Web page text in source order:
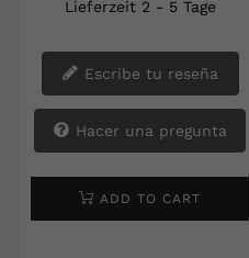
Lieferzeit 2 - 5 Tage
Escribe tu reseña
Hacer una pregunta
ADD TO CART